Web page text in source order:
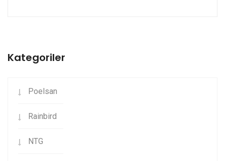
Kategoriler
Poelsan
Rainbird
NTG